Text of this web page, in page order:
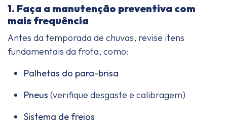
1. Faça a manutenção preventiva com
mais frequência
Antes da temporada de chuvas, revise itens
fundamentais da frota, como:
Palhetas do para-brisa
Pneus (verifique desgaste e calibragem)
Sistema de freios